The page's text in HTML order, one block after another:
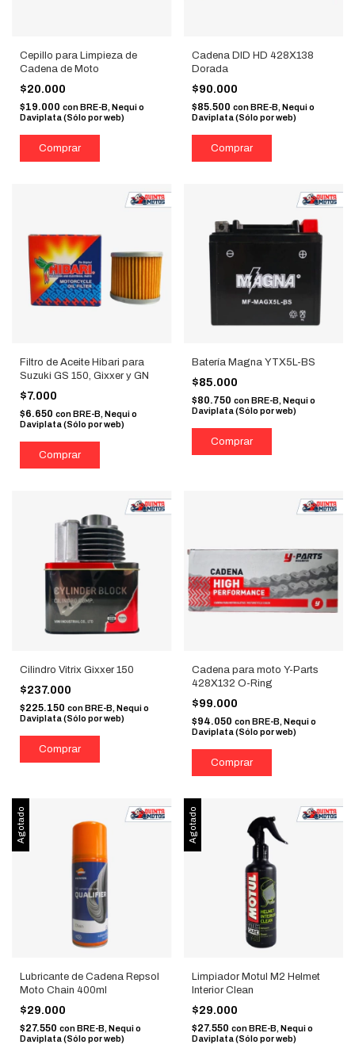
Cepillo para Limpieza de
Cadena de Moto
$20.000
$19.000 conBRE-B, Nequi o
Daviplata (Sólo por web)
Cadena DID HD 428X138
Dorada
$90.000
$85.500 con BRE-B, Nequi o
Daviplata (Sólo por web)
Filtro de Aceite Hibari para
Suzuki GS 150, Gixxer y GN
$7.000
$6.650 con BRE-B, Nequi o
Daviplata (Sólo por web)
Batería Magna YTX5L-BS
$85.000
$80.750 con BRE-B, Nequi o
Daviplata (Sólo por web)
Cilindro Vitrix Gixxer 150
$237.000
$225.150 conBRE-B, Nequi o
Daviplata (Sólo por web)
Cadena para moto Y-Parts
428X132 O-Ring
$99.000
$94.050 con BRE-B, Nequi o
Daviplata (Sólo por web)
Agotado
Lubricante de Cadena Repsol
Moto Chain 400ml
$29.000
$27.550 con BRE-B, Nequi o
Daviplata (Sólo por web)
Agotado
Limpiador Motul M2 Helmet
Interior Clean
$29.000
$27.550 con BRE-B, Nequi o
Daviplata (Sólo por web)